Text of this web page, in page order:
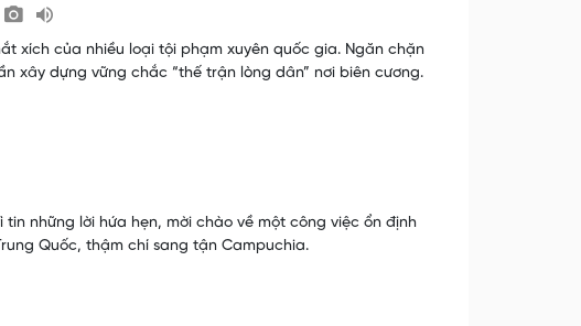
xích của nhiều loại tội phạm xuyên quốc gia. Ngăn chặn
xây dựng vững chắc “thế trận lòng dân” nơi biên cương.
tin những lời hứa hẹn, mời chào về một công việc ổn định
Quốc, thậm chí sang tận Campuchia.